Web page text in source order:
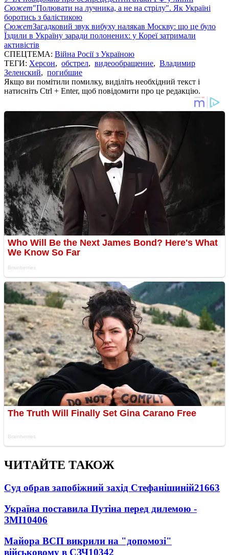
Сюжет"Полювати на лучника, а не на стрілу". Як Україні
боротись з балістикою
СюжетЗагадковий звук вибуху налякав Москву: що це було
Їздили в Україну заради полонених: у Кореї затримали
активістів
СПЕЦТЕМА: Війна Росії з Україною
ТЕГИ: Херсон, обстрел, видеообращение, Владимир
Зеленский, погибшие
Якщо ви помітили помилку, виділіть необхідний текст і
натисніть Ctrl + Enter, щоб повідомити про це редакцію.
ЧИТАЙТЕ ТАКОЖ
Суд обрав запобіжний захід Стефанішиній21663
Україна поставила Путіна перед дилемою -
ЗМІ10406
Майора ВСП викрили на "допомозі"
військовому в СЗЧ10342